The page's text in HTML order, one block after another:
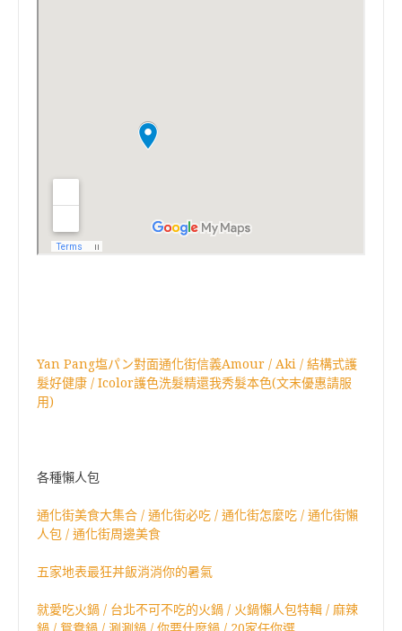
Yan Pang塩パン對面通化街信義Amour / Aki / 結構式護
髮好健康 / Icolor護色洗髮精還我秀髮本色(文末優惠請服
用)
各種懶人包
通化街美食大集合 / 通化街必吃 / 通化街怎麼吃 / 通化街懶
人包 / 通化街周邊美食
五家地表最狂丼飯消消你的暑氣
就愛吃火鍋 / 台北不可不吃的火鍋 / 火鍋懶人包特輯 / 麻辣